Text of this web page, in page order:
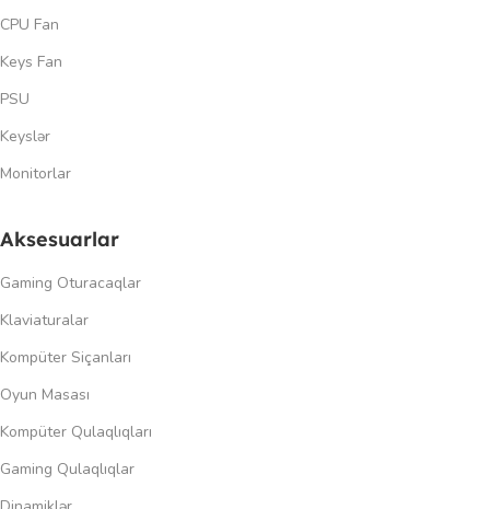
CPU Fan
Keys Fan
PSU
Keyslər
Monitorlar
Aksesuarlar
Gaming Oturacaqlar
Klaviaturalar
Kompüter Siçanları
Oyun Masası
Kompüter Qulaqlıqları
Gaming Qulaqlıqlar